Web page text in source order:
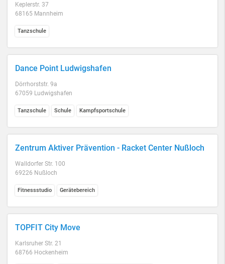
Keplerstr. 37
68165 Mannheim
Tanzschule
Dance Point Ludwigshafen
Dörrhorststr. 9a
67059 Ludwigshafen
Tanzschule Schule Kampfsportschule
Zentrum Aktiver Prävention - Racket Center Nußloch
Walldorfer Str. 100
69226 Nußloch
Fitnessstudio Gerätebereich
TOPFIT City Move
Karlsruher Str. 21
68766 Hockenheim